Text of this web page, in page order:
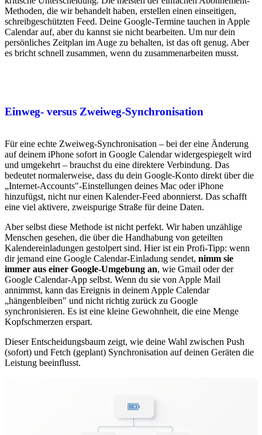
Methoden, die wir behandelt haben, erstellen einen einseitigen,
schreibgeschützten Feed. Deine Google-Termine tauchen in Apple
Calendar auf, aber du kannst sie nicht bearbeiten. Um nur dein
persönliches Zeitplan im Auge zu behalten, ist das oft genug. Aber
es bricht schnell zusammen, wenn du zusammenarbeiten musst.
Einweg- versus Zweiweg-Synchronisation
Für eine echte Zweiweg-Synchronisation – bei der eine Änderung
auf deinem iPhone sofort in Google Calendar widergespiegelt wird
und umgekehrt – brauchst du eine direktere Verbindung. Das
bedeutet normalerweise, dass du dein Google-Konto direkt über die
„Internet-Accounts"-Einstellungen deines Mac oder iPhone
hinzufügst, nicht nur einen Kalender-Feed abonnierst. Das schafft
eine viel aktivere, zweispurige Straße für deine Daten.
Aber selbst diese Methode ist nicht perfekt. Wir haben unzählige
Menschen gesehen, die über die Handhabung von geteilten
Kalendereinladungen gestolpert sind. Hier ist ein Profi-Tipp: wenn
dir jemand eine Google Calendar-Einladung sendet, nimm sie
immer aus einer Google-Umgebung an, wie Gmail oder der
Google Calendar-App selbst. Wenn du sie von Apple Mail
annimmst, kann das Ereignis in deinem Apple Calendar
„hängenbleiben" und nicht richtig zurück zu Google
synchronisieren. Es ist eine kleine Gewohnheit, die eine Menge
Kopfschmerzen erspart.
Dieser Entscheidungsbaum zeigt, wie deine Wahl zwischen Push
(sofort) und Fetch (geplant) Synchronisation auf deinen Geräten die
Leistung beeinflusst.